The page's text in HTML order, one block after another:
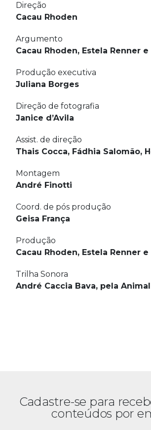
Direção
Cacau Rhoden
Argumento
Cacau Rhoden, Estela Renner
Produção executiva
Juliana Borges
Direção de fotografia
Janice d’Avila
Assist. de direção
Thais Cocca, Fádhia Salomão,
Montagem
André Finotti
Coord. de pós produção
Geisa França
Produção
Cacau Rhoden, Estela Renner
Trilha Sonora
André Caccia Bava, pela
Cadastre-se para
conteúdos por